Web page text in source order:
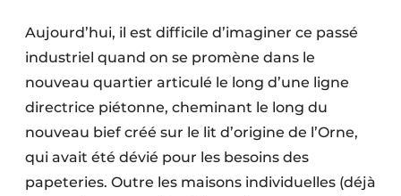
Aujourd’hui, il est difficile d’imaginer ce passé
industriel quand on se promène dans le
nouveau quartier articulé le long d’une ligne
directrice piétonne, cheminant le long du
nouveau bief créé sur le lit d’origine de l’Orne,
qui avait été dévié pour les besoins des
papeteries. Outre les maisons individuelles (déjà